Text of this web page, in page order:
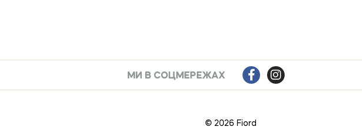
МИ В СОЦМЕРЕЖАХ
© 2026 Fiord